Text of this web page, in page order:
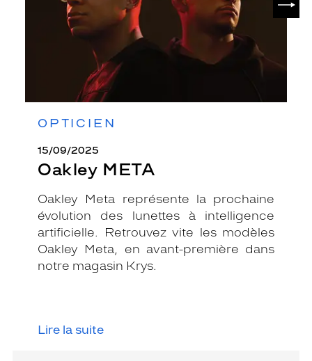
OPTICIEN
15/09/2025
Oakley META
Oakley Meta représente la prochaine
évolution des lunettes à intelligence
artificielle. Retrouvez vite les modèles
Oakley Meta, en avant-première dans
notre magasin Krys.
Lire la suite